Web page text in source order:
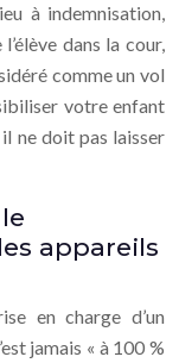
à indemnisation,
dans la cour,
comme un vol
votre enfant
ne doit pas laisser
appareils
en charge d’un
jamais « à 100 %